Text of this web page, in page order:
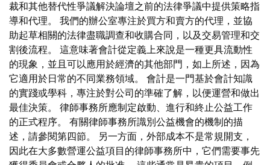
裁和其他替代性爭議解決論壇之前的法律爭議中提供策略指
導和代理。 我們的辦公室專注於買方和賣方的代理，並協
助起草相關的法律盡職調查和收購合同，以及交易管理和交
割後流程。 這意味著會計從定義上來說是一種更具流動性
的現象，並且可以應用於經濟的其他部門，如上所述，因為
它適用於日常的不同業務領域。 會計是一門基於會計知識
的實踐或學科，專注於對公司的準確了解，以便運營和做出
最佳決策。 律師事務所應制定啟動、進行和終止公益工作
的正式程序。 有關律師事務所識別公益機會的機制的描
述，請參閱第四節。 另一方面，外部成本不是常規開支，
因此在大多數營運公益項目的律師事務所中，它們需要事先